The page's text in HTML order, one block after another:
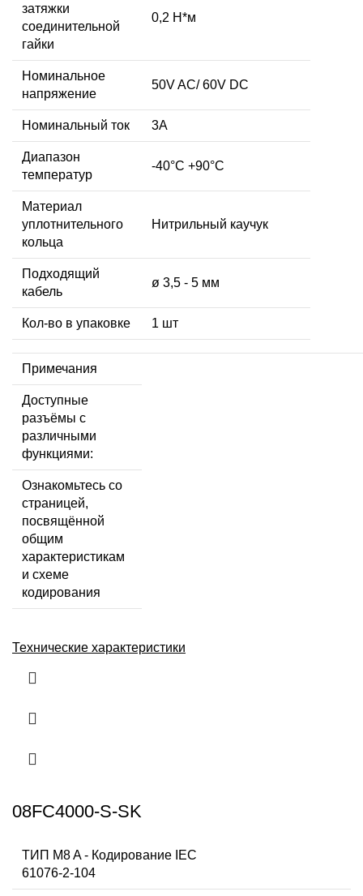
затяжки
соединительной
гайки
0,2 Н*м
Номинальное
напряжение
50V AC/ 60V DC
Номинальный ток 3А
Диапазон
температур
-40°C +90°C
Материал
уплотнительного
кольца
Нитрильный каучук
Подходящий
кабель
ø 3,5 - 5 мм
Кол-во в упаковке 1 шт
Примечания
Доступные
разъёмы с
различными
функциями:
Ознакомьтесь со
страницей,
посвящённой
общим
характеристикам
и схеме
кодирования
Технические характеристики
08FC4000-S-SK
ТИП M8 A - Кодирование IEC
61076-2-104